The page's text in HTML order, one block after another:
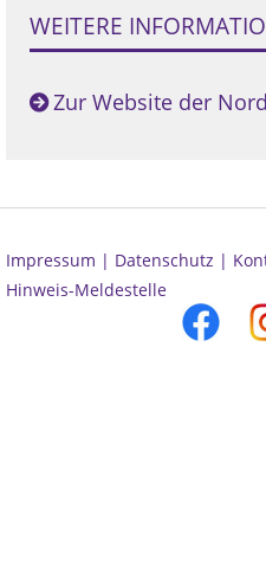
WEITERE
Zur Website der
Impressum | Datenschutz |
Hinweis-Meldestelle